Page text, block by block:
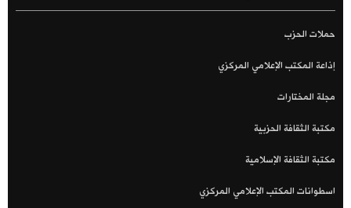
حملات الحزب
إذاعة المكتب الإعلامي المركزي
مجلة المختارات
مكتبة الثقافة الحزبية
مكتبة الثقافة الإسلامية
اسطوانات المكتب الإعلامي المركزي